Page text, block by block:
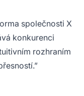
společnosti X
konkurenci
rozhraním